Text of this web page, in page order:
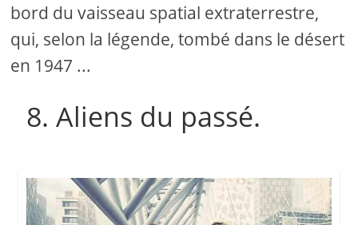
bord du vaisseau spatial extraterrestre,
qui, selon la légende, tombé dans le désert
en 1947 ...
8. Aliens du passé.